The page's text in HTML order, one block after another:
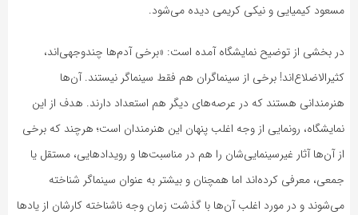
مسعود کیمیایی و نیکی کریمی دیده می‌شود.
در بخشی از توضیح نمایشگاه آمده است: «برخی آدم‌ها چندوجهی‌اند،
کثیرالاضلاع‌اند! برخی از سینماگران هم فقط سینماگر نیستند. آن‌ها
هنرمندانی هستند که در عرصه‌های دیگر هم استعداد دارند. هدف از این
نمایشگاه، رونمایی از وجه اغلب پنهان این هنرمندان است؛ هرچند که برخی
از آن‌ها آثار غیرسینمایی‌شان را هم در مناسبت‌ها و رویدادهایی، مستقل یا
جمعی، معرفی کرده‌اند اما همچنان و بیشتر به عنوان سینماگر شناخته
می‌شوند و در مورد اغلب آن‌ها با گذشت زمان وجه ناشناخته کارشان از یادها